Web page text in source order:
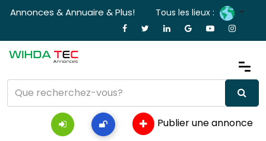
Annonces & Annuaire & Plus! Tous les lieux :
Publier une annonce